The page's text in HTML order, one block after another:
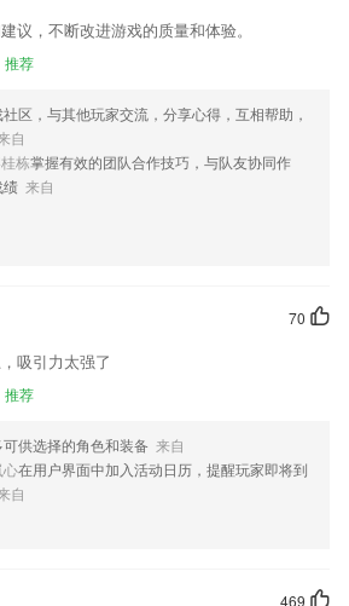
考习惯等均得到改善
机的空文件，空文件夹，凭什么让它们这些玩
书天天送，让你根本停不下来!
势
标志,并附带说明
让宝宝自己动手写下正确的拼音；
步讲解是孩子课前预习、课后辅导的好帮手。
课程，能够逐步学习高等数学课程。
找到需要预习的课文；
什么?
议，不断改进游戏的质量和体验。
推荐
社区，与其他玩家交流，分享心得，互相帮助，
自
栋掌握有效的团队合作技巧，与队友协同作
绩 来自
70
吸引力太强了
推荐
可供选择的角色和装备 来自
在用户界面中加入活动日历，提醒玩家即将到
自
469